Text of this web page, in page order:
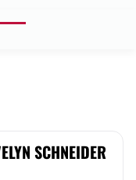
SCHNEIDER